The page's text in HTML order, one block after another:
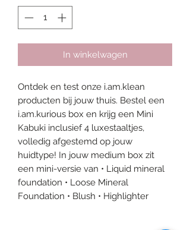
In winkelwagen
Ontdek en test onze i.am.klean
producten bij jouw thuis. Bestel een
i.am.kurious box en krijg een Mini
Kabuki inclusief 4 luxestaaltjes,
volledig afgestemd op jouw
huidtype! In jouw medium box zit
een mini-versie van • Liquid mineral
foundation • Loose Mineral
Foundation • Blush • Highlighter